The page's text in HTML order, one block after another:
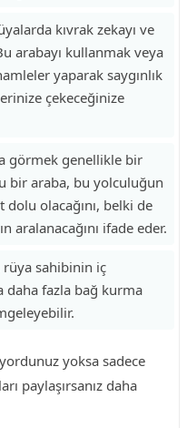
kıvrak zekayı ve
arabayı kullanmak veya
yaparak saygınlık
çekeceğinize
görmek genellikle bir
bir araba, bu yolculuğun
dolu olacağını, belki de
aralanacağını ifade eder.
rüya sahibinin iç
daha fazla bağ kurma
yoksa sadece
paylaşırsanız daha